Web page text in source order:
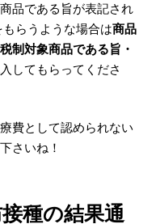
品である旨が表記され
らうような場合は商品
制対象商品である旨・
してもらってくださ
費として認められない
さいね！
種の結果通